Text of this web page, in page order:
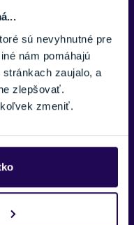
sú nevyhnutné pre
nám pomáhajú
zaujalo, a
zlepšovať.
zmeniť.
C6001-8D Disc Center
62-584 (27.5"x2.40)